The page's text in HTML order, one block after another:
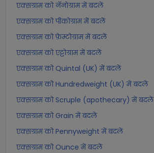
एक्सग्राम को नॅनोग्राम में बदलें
एक्सग्राम को पीकोग्राम में बदलें
एक्सग्राम को फ़ेम्टोग्राम में बदलें
एक्सग्राम को एट्टोग्राम में बदलें
एक्सग्राम को Quintal (UK) में बदलें
एक्सग्राम को Hundredweight (UK) में बदलें
एक्सग्राम को Scruple (apothecary) में बदलें
एक्सग्राम को Grain में बदलें
एक्सग्राम को Pennyweight में बदलें
एक्सग्राम को Ounce में बदलें